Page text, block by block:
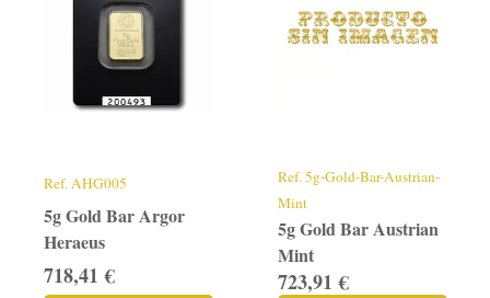
Ref.AHG005
5g Gold Bar Argor
Heraeus
718,41 €
Ref.5g-Gold-Bar-Austrian-
Mint
5g Gold Bar Austrian
Mint
723,91 €